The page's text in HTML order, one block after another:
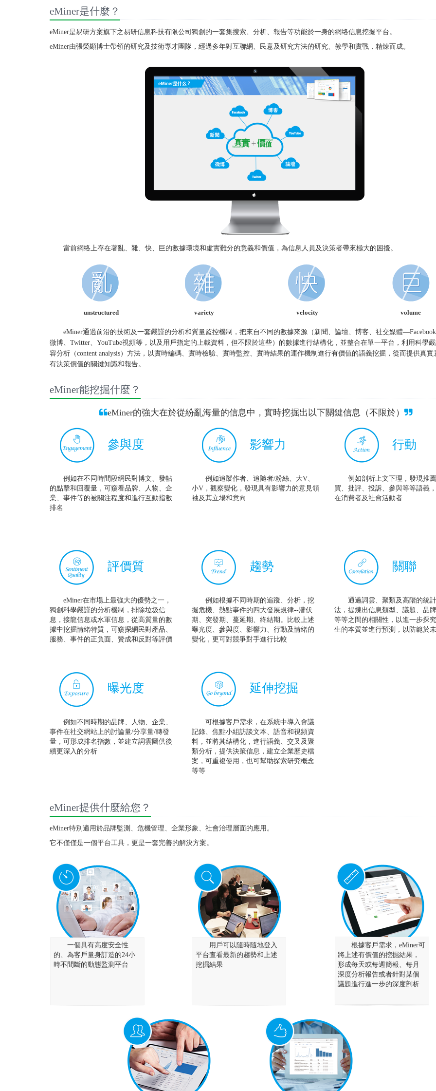
eMiner是什麼？
eMiner是易研方案旗下之易研信息科技有限公司獨創的一套集搜索、分析、報告等功能於一身的網络信息挖掘平台。
eMiner由張榮顯博士帶領的研究及技術專才團隊，經過多年對互聯網、民意及研究方法的研究、教學和實戰，精煉而成。
當前網络上存在著亂、雜、快、巨的數據環境和虛實難分的意義和價值，為信息人員及決策者帶來極大的困擾。
unstructured variety velocity volume
eMiner通過前沿的技術及一套嚴謹的分析和質量監控機制，把來自不同的數據來源（新聞、論壇、博客、社交媒體—Facebook
微博、Twitter、YouTube視頻等，以及用戶指定的上載資料，但不限於這些）的數據進行結構化，並整合在單一平台，利用科學
容分析（content analysis）方法，以實時編碼、實時檢驗、實時監控、實時結果的運作機制進行有價值的語義挖掘，從而提供真實
有決策價值的關鍵知識和報告。
eMiner能挖掘什麼？
eMiner的強大在於從紛亂海量的信息中，實時挖掘出以下關鍵信息（不限於）
參與度
例如在不同時間段網民對博文、發帖
的點擊和回覆量，可窺看品牌、人物、企
業、事件等的被關注程度和進行互動指數
排名
影響力
例如追蹤作者、追隨者/粉絲、大V、
小V，觀察變化，發現具有影響力的意見領
袖及其立場和意向
行動
例如剖析上文下理，發現推
買、批評、投訴、參與等等語義
在消費者及社會活動者
評價質
eMiner在市場上最強大的優勢之一，
獨創科學嚴謹的分析機制，排除垃圾信
息，接龍信息或水軍信息，從高質量的數
據中挖掘情緒特質，可窺探網民對產品、
服務、事件的正負面、贊成和反對等評價
趨勢
例如根據不同時期的追蹤、分析，挖
掘危機、熱點事件的四大發展規律--潜伏
期、突發期、蔓延期、終結期。比較上述
曝光度、參與度、影響力、行動及情緒的
變化，更可對競爭對手進行比較
關聯
通過詞雲、聚類及高階的統
法，提煉出信息類型、議題、品
等等之間的相關性，以進一步探
生的本質並進行預測，以防範於
曝光度
例如不同時期的品牌、人物、企業、
事件在社交網站上的討論量/分享量/轉發
量，可形成排名指數，並建立詞雲圖供後
續更深入的分析
延伸挖掘
可根據客戶需求，在系統中導入會議
記錄、焦點小組訪談文本、語音和視頻資
料，並將其結構化，進行語義、交叉及聚
類分析，提供決策信息，建立企業歷史檔
案，可重複使用，也可幫助探索研究概念
等等
eMiner提供什麼給您？
eMiner特別適用於品牌監測、危機管理、企業形象、社會治理層面的應用。
它不僅僅是一個平台工具，更是一套完善的解決方案。
一個具有高度安全性
的、為客戶量身訂造的24小
時不間斷的動態監測平台
用戶可以隨時隨地登入
平台查看最新的趨勢和上述
挖掘結果
根據客戶需求，eMiner可
將上述有價值的挖掘結果，
形成每天或每週簡報、每月
深度分析報告或者針對某個
議題進行進一步的深度剖析